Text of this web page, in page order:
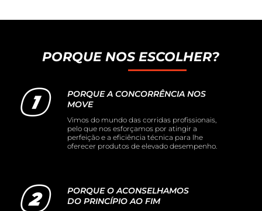
PORQUE NOS ESCOLHER?
PORQUE A CONCORRÊNCIA NOS
MOVE
Vimos do mundo das corridas profissionais,
pelo que nos esforçamos por atingir a
perfeição e a eficiência técnica para lhe
oferecer produtos de elevado desempenho.
PORQUE O ACONSELHAMOS
DO PRINCÍPIO AO FIM